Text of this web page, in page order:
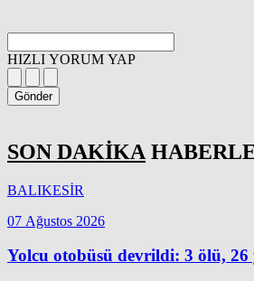
HIZLI YORUM YAP
Gönder
SON DAKİKA
BALIKESİR
07 Ağustos 2026
Yolcu otobüsü devrildi: 3 ölü, 26